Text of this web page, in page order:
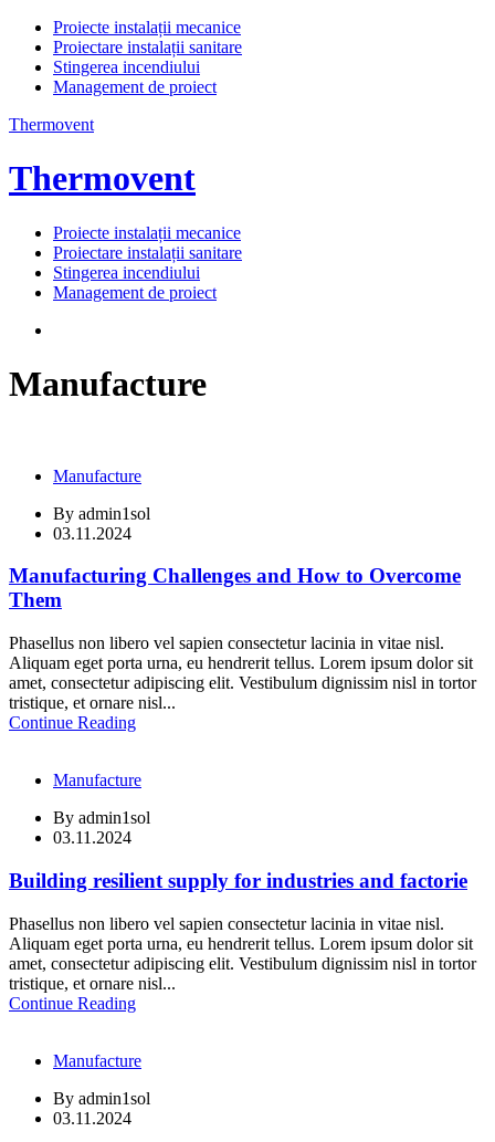
Proiecte instalații mecanice
Proiectare instalații sanitare
Stingerea incendiului
Management de proiect
Thermovent
Thermovent
Proiecte instalații mecanice
Proiectare instalații sanitare
Stingerea incendiului
Management de proiect
Manufacture
Manufacture
By admin1sol
03.11.2024
Manufacturing Challenges and How to Overcome
Them
Phasellus non libero vel sapien consectetur lacinia in vitae nisl.
Aliquam eget porta urna, eu hendrerit tellus. Lorem ipsum dolor sit
amet, consectetur adipiscing elit. Vestibulum dignissim nisl in tortor
tristique, et ornare nisl...
Continue Reading
Manufacture
By admin1sol
03.11.2024
Building resilient supply for industries and factorie
Phasellus non libero vel sapien consectetur lacinia in vitae nisl.
Aliquam eget porta urna, eu hendrerit tellus. Lorem ipsum dolor sit
amet, consectetur adipiscing elit. Vestibulum dignissim nisl in tortor
tristique, et ornare nisl...
Continue Reading
Manufacture
By admin1sol
03.11.2024